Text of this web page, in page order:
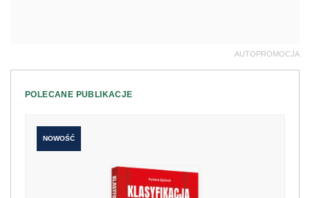
AUTOPROMOCJA
POLECANE PUBLIKACJE
NOWOŚĆ